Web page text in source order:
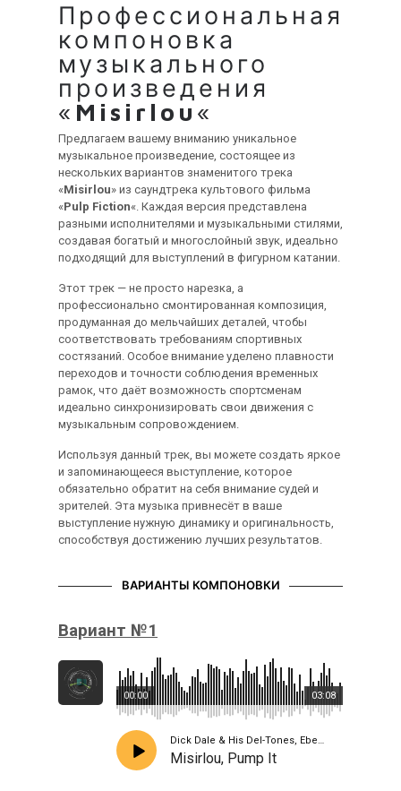
Профессиональная
компоновка
музыкального
произведения
« Misirlou «
Предлагаем вашему вниманию уникальное
музыкальное произведение, состоящее из
нескольких вариантов знаменитого трека
«Misirlou» из саундтрека культового фильма
«Pulp Fiction«. Каждая версия представлена
разными исполнителями и музыкальными стилями,
создавая богатый и многослойный звук, идеально
подходящий для выступлений в фигурном катании.
Этот трек — не просто нарезка, а
профессионально смонтированная композиция,
продуманная до мельчайших деталей, чтобы
соответствовать требованиям спортивных
состязаний. Особое внимание уделено плавности
переходов и точности соблюдения временных
рамок, что даёт возможность спортсменам
идеально синхронизировать свои движения с
музыкальным сопровождением.
Используя данный трек, вы можете создать яркое
и запоминающееся выступление, которое
обязательно обратит на себя внимание судей и
зрителей. Эта музыка привнесёт в ваше
выступление нужную динамику и оригинальность,
способствуя достижению лучших результатов.
ВАРИАНТЫ КОМПОНОВКИ
Вариант №1
03:08
00:00
Dick Dale & His Del-Tones, Ebene Quartet, Black Eyed Peas
Misirlou, Pump It